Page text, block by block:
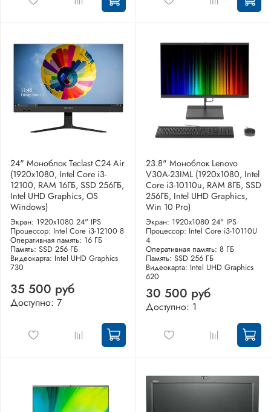
24" Моноблок Teclast C24 Air
(1920x1080, Intel Core i3-
12100, RAM 16ГБ, SSD 256ГБ,
Intel UHD Graphics, OS
Windows)
Экран: 1920x1080 24" IPS
Процессор: Intel Core i3-12100 8
Оперативная память: 16 ГБ
Память: SSD 256 ГБ
Видеокарта: Intel UHD Graphics
730
35 500 руб
Доступно: 7
23.8" Моноблок Lenovo
V30A-23IML (1920x1080, Intel
Core i3-10110u, RAM 8ГБ, SSD
256ГБ, Intel UHD Graphics,
Win 10 Pro)
Экран: 1920x1080 24" IPS
Процессор: Intel Core i3-10110U
4
Оперативная память: 8 ГБ
Память: SSD 256 ГБ
Видеокарта: Intel UHD Graphics
620
30 500 руб
Доступно: 1